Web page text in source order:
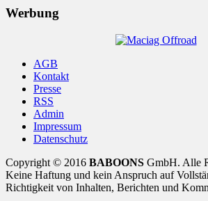
Werbung
AGB
Kontakt
Presse
RSS
Admin
Impressum
Datenschutz
Copyright © 2016 BABOONS GmbH. Alle
Keine Haftung und kein Anspruch auf
Richtigkeit von Inhalten, Berichten und